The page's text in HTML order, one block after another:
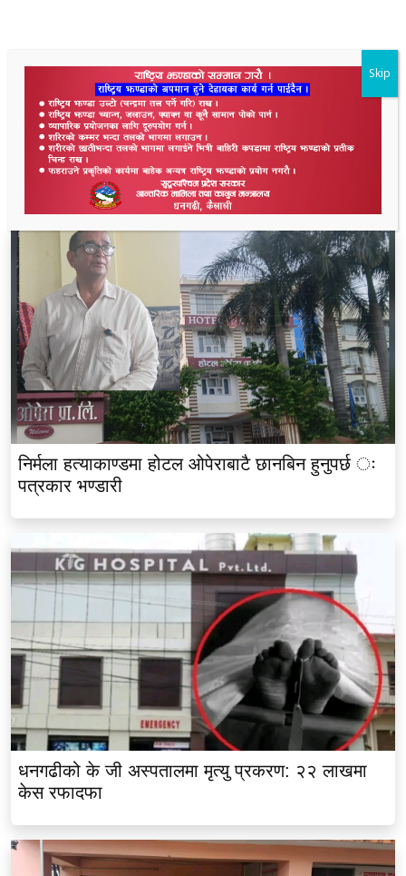
ताजा समाचार
निर्मला हत्याकाण्डमा होटल ओपेराबाटै छानबिन हुनुपर्छ ः
पत्रकार भण्डारी
धनगढीको के जी अस्पतालमा मृत्यु प्रकरण: २२ लाखमा
केस रफादफा
Skip